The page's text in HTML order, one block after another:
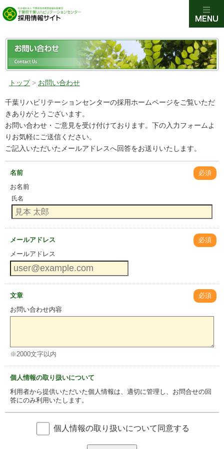
トップ > お問い合わせ
千葉リハビリテーションセンターの採用ホームページをご覧いただ
きありがとうございます。
お問い合わせ・ご意見を受け付けております。下の入力フォームよ
りお気軽にご送信ください。
ご記入いただいたメールアドレスへ回答をお送りいたします。
名前
必須
お名前
氏名
メールアドレス
必須
メールアドレス
文章
必須
お問い合わせ内容
※2000文字以内
個人情報の取り扱いについて
利用者から提供いただいた個人情報は、適切に管理し、お問合せの回
答にのみ利用いたします。
個人情報の取り扱いについて同意する